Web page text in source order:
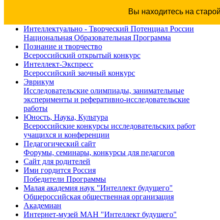
Вы находитесь на
Интеллектуально - Творческий Потенциал России
Национальная Образовательная Программа
Познание и творчество
Всероссийский открытый конкурс
Интеллект-Экспресс
Всероссийский заочный конкурс
Эврикум
Исследовательские олимпиады, занимательные
эксперименты и реферативно-исследовательские
работы
Юность, Наука, Культура
Всероссийские конкурсы исследовательских работ
учащихся и конференции
Педагогический сайт
Форумы, семинары, конкурсы для педагогов
Сайт для родителей
Ими гордится Россия
Победители Программы
Малая академия наук "Интеллект будущего"
Общероссийская общественная организация
Академиан
Интернет-музей МАН "Интеллект будущего"